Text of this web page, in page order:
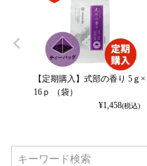
【定期購入】式部の香り 5ｇ×
16ｐ （袋）
¥1,458(税込)